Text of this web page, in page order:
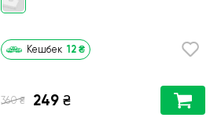
Кешбек 12 ₴
360 ₴ 249 ₴